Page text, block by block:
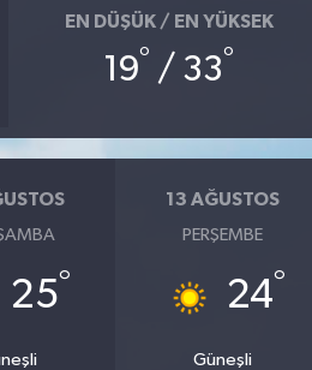
EN DÜŞÜK / EN YÜKSEK
19° / 33°
25°
13 AĞUSTOS
PERŞEMBE
24°
Güneşli